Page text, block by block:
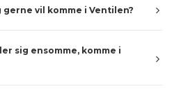
gerne vil komme i Ventilen?
sig ensomme, komme i